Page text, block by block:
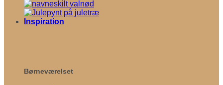
Inspiration
Børneværelset